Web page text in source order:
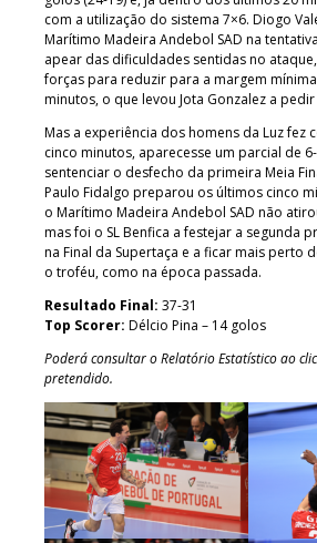
com a utilização do sistema 7×6. Diogo
Marítimo Madeira Andebol SAD na
apear das dificuldades sentidas no
forças para reduzir para a margem
minutos, o que levou Jota Gonzalez a pedir
Mas a experiência dos homens da Luz fez
cinco minutos, aparecesse um parcial de
sentenciar o desfecho da primeira Meia
Paulo Fidalgo preparou os últimos cinco
o Marítimo Madeira Andebol SAD não
mas foi o SL Benfica a festejar a segunda
na Final da Supertaça e a ficar mais perto
o troféu, como na época passada.
Resultado Final: 37-31
Top Scorer: Délcio Pina – 14 golos
Poderá consultar o Relatório Estatístico ao
pretendido.